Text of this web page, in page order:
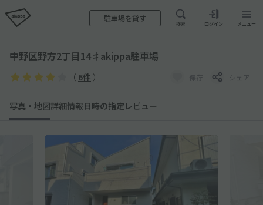
駐車場を貸す
検索 ログイン メニュー
中野区野方2丁目14♯akippa駐車場
（ 6件 ） 保存 シェア
写真・地図詳細情報日時の指定 レビュー